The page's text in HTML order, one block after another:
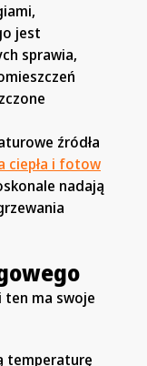
jest
sprawia,
źródła
ciepła i fotow
nadają
ten ma swoje
temperaturę